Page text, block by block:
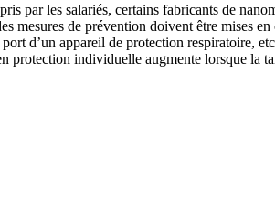
par les salariés, certains fabricants de
mesures de prévention doivent être mises
d’un appareil de protection respiratoire,
protection individuelle augmente lorsque la